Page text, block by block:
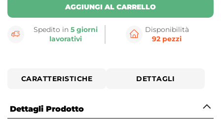
AGGIUNGI AL CARRELLO
Spedito in5 giorni
lavorativi
Disponibilità
92 pezzi
CARATTERISTICHE DETTAGLI
Dettagli Prodotto